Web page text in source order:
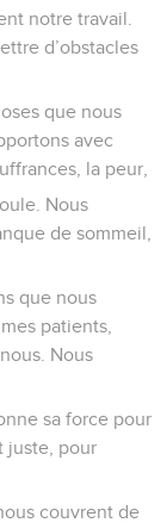
notre travail.
d’obstacles
que nous
avec
la peur,
Nous
de sommeil,
que nous
patients,
Nous
sa force pour
juste, pour
couvrent de